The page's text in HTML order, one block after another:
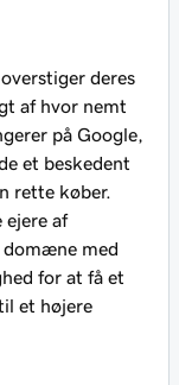
deres
af hvor nemt
på Google,
et beskedent
rette køber.
ejere af
med
for at få et
et højere